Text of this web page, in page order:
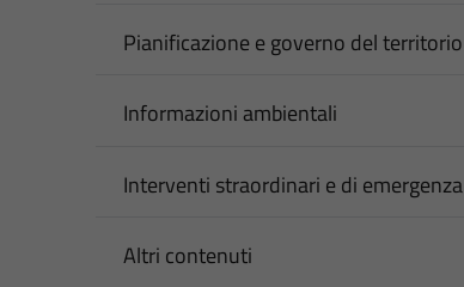
Pianificazione e governo del territorio
Informazioni ambientali
Interventi straordinari e di emergenza
Altri contenuti